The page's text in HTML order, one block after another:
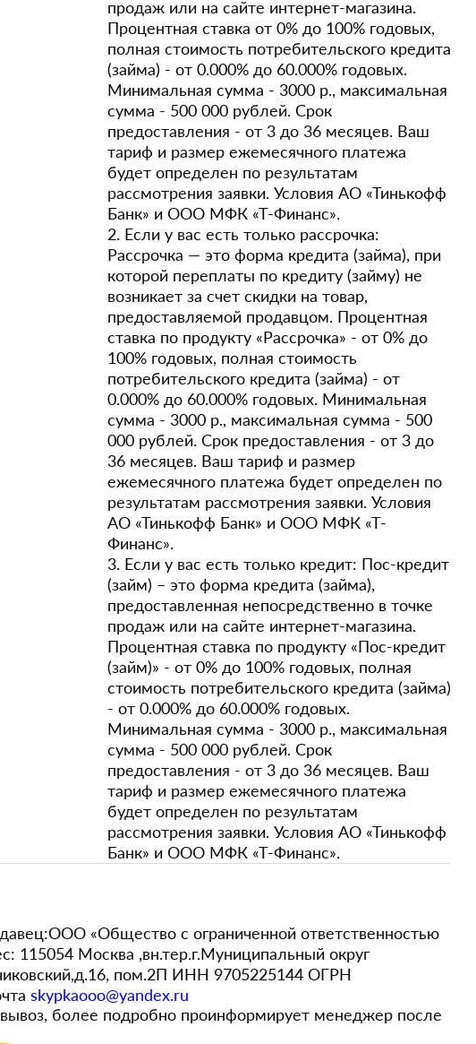
продаж или на сайте интернет-магазина.
Процентная ставка от 0% до 100% годовых,
полная стоимость потребительского кредита
(займа) - от 0.000% до 60.000% годовых.
Минимальная сумма - 3000 р., максимальная
сумма - 500 000 рублей. Срок
предоставления - от 3 до 36 месяцев. Ваш
тариф и размер ежемесячного платежа
будет определен по результатам
рассмотрения заявки. Условия АО «Тинькофф
Банк» и ООО МФК «Т-Финанс».
2. Если у вас есть только рассрочка:
Рассрочка — это форма кредита (займа), при
которой переплаты по кредиту (займу) не
возникает за счет скидки на товар,
предоставляемой продавцом. Процентная
ставка по продукту «Рассрочка» - от 0% до
100% годовых, полная стоимость
потребительского кредита (займа) - от
0.000% до 60.000% годовых. Минимальная
сумма - 3000 р., максимальная сумма - 500
000 рублей. Срок предоставления - от 3 до
36 месяцев. Ваш тариф и размер
ежемесячного платежа будет определен по
результатам рассмотрения заявки. Условия
АО «Тинькофф Банк» и ООО МФК «Т-
Финанс».
3. Если у вас есть только кредит: Пос-кредит
(займ) – это форма кредита (займа),
предоставленная непосредственно в точке
продаж или на сайте интернет-магазина.
Процентная ставка по продукту «Пос-кредит
(займ)» - от 0% до 100% годовых, полная
стоимость потребительского кредита (займа)
- от 0.000% до 60.000% годовых.
Минимальная сумма - 3000 р., максимальная
сумма - 500 000 рублей. Срок
предоставления - от 3 до 36 месяцев. Ваш
тариф и размер ежемесячного платежа
будет определен по результатам
рассмотрения заявки. Условия АО «Тинькофф
Банк» и ООО МФК «Т-Финанс».
«Общество с ограниченной ответственностью
115054 Москва ,вн.тер.г.Муниципальный округ
пом.2П ИНН 9705225144 ОГРН
skypkaooo@yandex.ru
более подробно проинформирует менеджер после